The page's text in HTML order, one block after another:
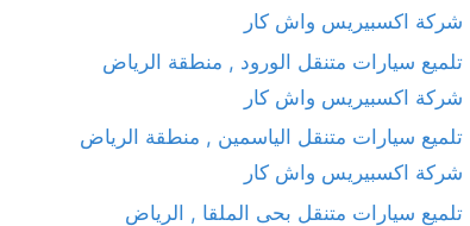
شركة اكسبيريس واش كار
تلميع سيارات متنقل الورود , منطقة الرياض
شركة اكسبيريس واش كار
تلميع سيارات متنقل الياسمين , منطقة الرياض
شركة اكسبيريس واش كار
تلميع سيارات متنقل بحى الملقا , الرياض